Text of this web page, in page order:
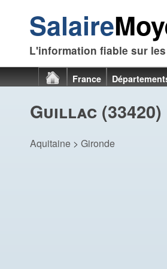
Salaire
L'information fiable sur
France
Guillac (33420)
Aquitaine > Gironde